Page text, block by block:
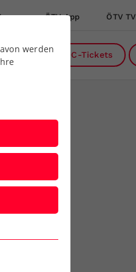
ÖTV App ÖTV TV
Kreise DC-Tickets
werden